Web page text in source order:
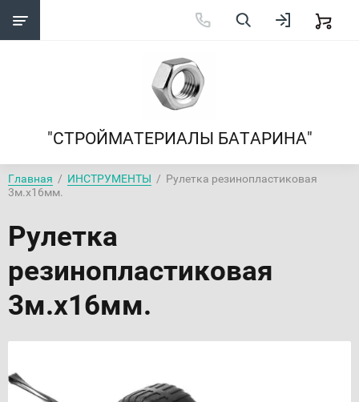
"СТРОЙМАТЕРИАЛЫ БАТАРИНА"
Главная
  /
ИНСТРУМЕНТЫ
  /  Рулетка резинопластиковая
3м.х16мм.
Рулетка
резинопластиковая
3м.х16мм.